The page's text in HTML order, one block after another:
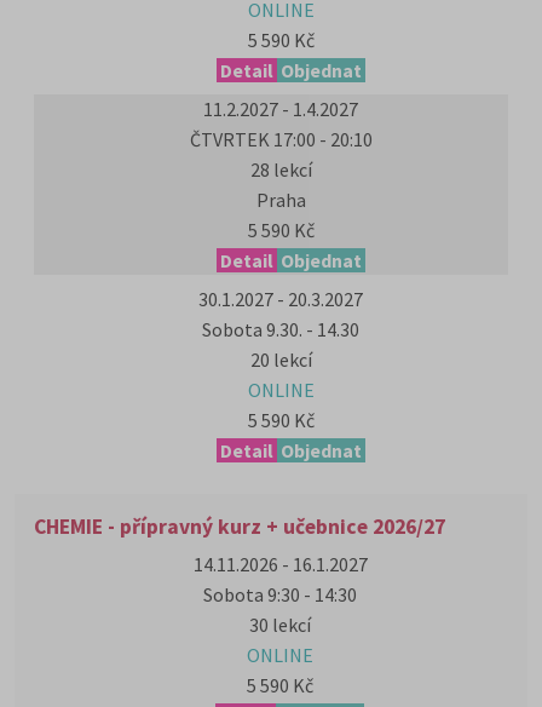
ONLINE
5 590 Kč
Detail Objednat
11.2.2027 - 1.4.2027
ČTVRTEK 17:00 - 20:10
28 lekcí
Praha
5 590 Kč
Detail Objednat
30.1.2027 - 20.3.2027
Sobota 9.30. - 14.30
20 lekcí
ONLINE
5 590 Kč
Detail Objednat
CHEMIE - přípravný kurz + učebnice 2026/27
14.11.2026 - 16.1.2027
Sobota 9:30 - 14:30
30 lekcí
ONLINE
5 590 Kč